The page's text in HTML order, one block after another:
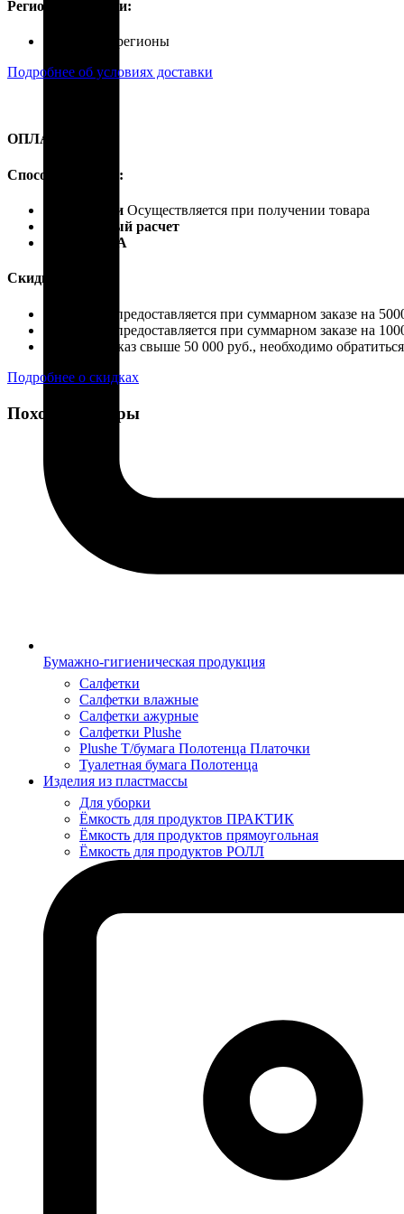
Бумажно-гигиеническая продукция
Салфетки
Салфетки влажные
Салфетки ажурные
Салфетки Plushe
Plushe Т/бумага Полотенца Платочки
Туалетная бумага Полотенца
Изделия из пластмассы
Для уборки
Ёмкость для продуктов ПРАКТИК
Ёмкость для продуктов прямоугольная
Ёмкость для продуктов РОЛЛ
Регионы доставки:
Россия, все регионы
Подробнее об условиях доставки
ОПЛАТА
Способы оплаты:
Наличными Осуществляется при получении товара
Безналичный расчет
Карты VISA
Скидки:
Скидка 4% предоставляется при суммарном заказе на
Скидка 7% предоставляется при суммарном заказе на
Если ваш заказ свыше 50 000 руб., необходимо
Подробнее о скидках
Похожие товары